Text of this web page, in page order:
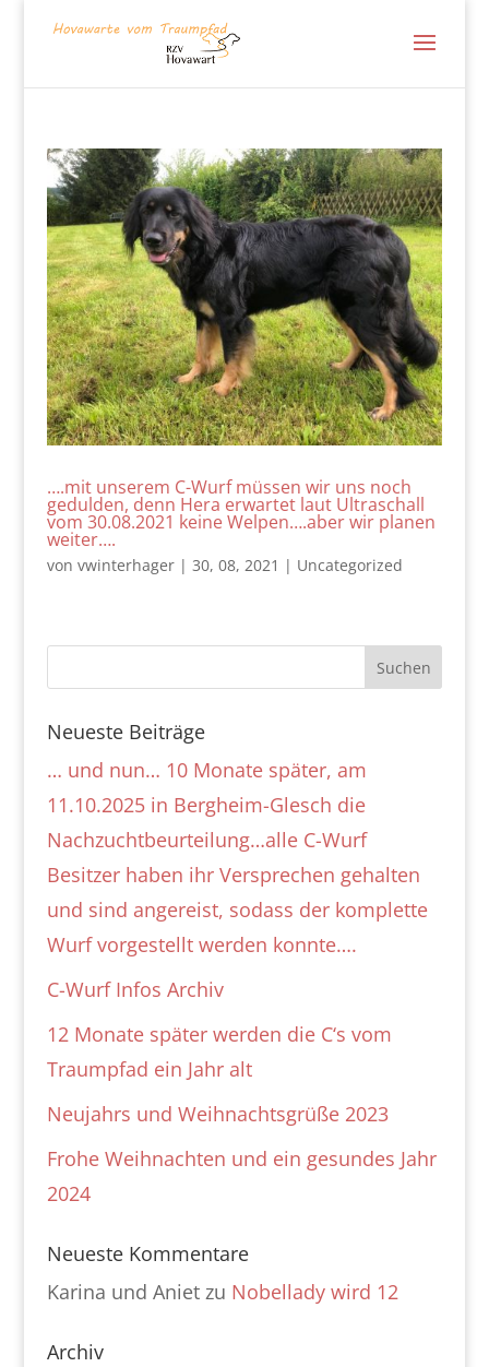
….mit unserem C-Wurf müssen wir uns noch
gedulden, denn Hera erwartet laut Ultraschall
vom 30.08.2021 keine Welpen….aber wir planen
weiter….
von vwinterhager| 30, 08, 2021 | Uncategorized
Neueste Beiträge
… und nun… 10 Monate später, am
11.10.2025 in Bergheim-Glesch die
Nachzuchtbeurteilung…alle C-Wurf
Besitzer haben ihr Versprechen gehalten
und sind angereist, sodass der komplette
Wurf vorgestellt werden konnte….
C-Wurf Infos Archiv
12 Monate später werden die C‘s vom
Traumpfad ein Jahr alt
Neujahrs und Weihnachtsgrüße 2023
Frohe Weihnachten und ein gesundes Jahr
2024
Neueste Kommentare
Karina und Anietzu Nobellady wird 12
Archiv